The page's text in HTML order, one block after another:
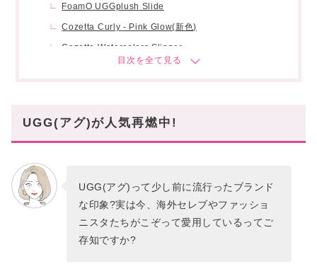
FoamO UGGplush Slide
Cozetta Curly - Pink Glow(新色)
Cozetta Watercolors Slipper
Scuffette II - Burnt Cedar(新色)
UGG(アグ)が人気再燃中!
UGG(アグ)って少し前に流行ったブランド
な印象?実は今、海外セレブやファッショ
ニスタたちがこぞって愛用しているってご
存知ですか?